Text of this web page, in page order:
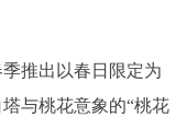
推出以春日限定为
与桃花意象的“桃花